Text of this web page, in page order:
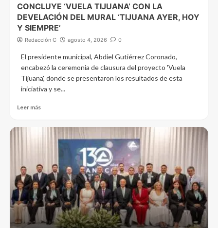
CONCLUYE ‘VUELA TIJUANA’ CON LA
DEVELACIÓN DEL MURAL ‘TIJUANA AYER, HOY
Y SIEMPRE’
Redacción C agosto 4, 2026 0
El presidente municipal, Abdiel Gutiérrez Coronado,
encabezó la ceremonia de clausura del proyecto 'Vuela
Tijuana', donde se presentaron los resultados de esta
iniciativa y se...
Leer más